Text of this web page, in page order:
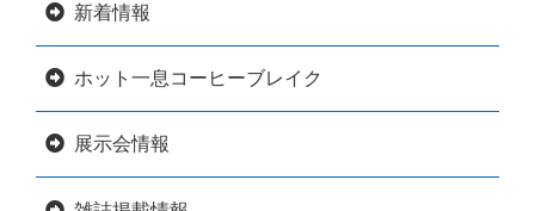
新着情報
ホット一息コーヒーブレイク
展示会情報